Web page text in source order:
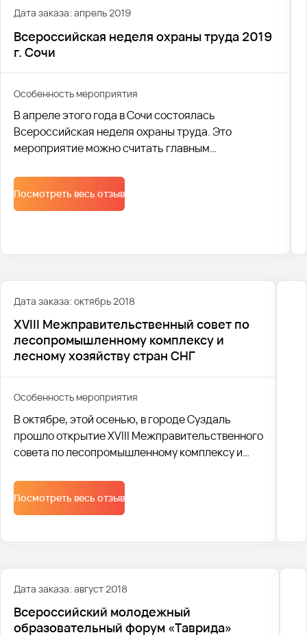
Дата заказа: апрель 2019
Всероссийская неделя охраны труда 2019
г. Сочи
Особенность мероприятия
В апреле этого года в Сочи состоялась
Всероссийская неделя охраны труда. Это
мероприятие можно считать главным
событием в данной области. Оно проходит по
традиции перед Всемирным днем охраны труда.
Его отмечают по договору Международной
Посмотреть весь отзыв
Дата заказа: октябрь 2018
XVIII Межправительственный совет по
лесопромышленному комплексу и
лесному хозяйству стран СНГ
Особенность мероприятия
В октябре, этой осенью, в городе Суздаль
прошло открытие XVIII Межправительственного
совета по лесопромышленному комплексу и
Посмотреть весь отзыв
Дата заказа: август 2018
Всероссийский молодежный
образовательный форум «Таврида»